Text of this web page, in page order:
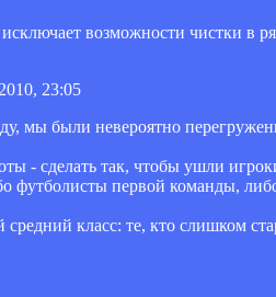
возможности чистки в
23:05
мы были невероятно
- сделать так, чтобы ушли
футболисты первой команды,
класс: те, кто слишком